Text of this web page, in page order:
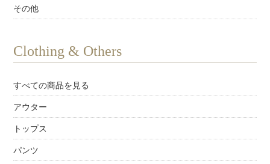
その他
Clothing & Others
すべての商品を見る
アウター
トップス
パンツ